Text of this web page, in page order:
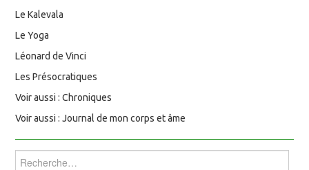
Le Kalevala
Le Yoga
Léonard de Vinci
Les Présocratiques
Voir aussi : Chroniques
Voir aussi : Journal de mon corps et âme
Rechercher :